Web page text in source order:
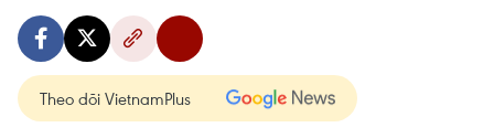
Theo dõi VietnamPlus